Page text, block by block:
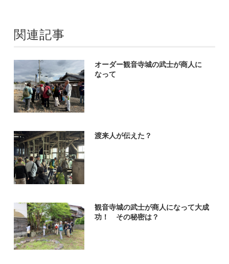
関連記事
オーダー観音寺城の武士が商人に
なって
渡来人が伝えた？
観音寺城の武士が商人になって大成
功！ その秘密は？